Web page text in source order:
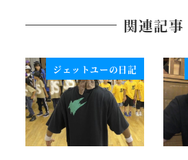
関連記事
ジェットユーの日記